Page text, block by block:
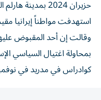
حزيران 2024
استهدفت مواطناً إيرانيا
وقالت إن أحد المقبوض
بمحاولة اغتيال السياسي
كوادراس في مدريد في نوفمبر/